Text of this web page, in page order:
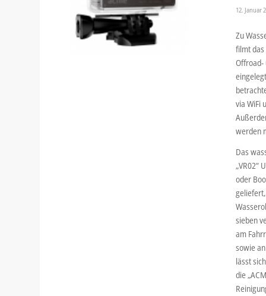
12. Januar
Zu
filmt das
Offroad-
via WiFi
werden
Das
„VR02“
oder
sieben
am
sowie
lässt
die